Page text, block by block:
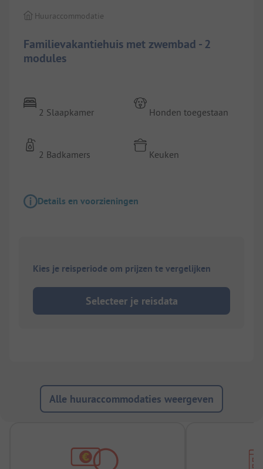
Familievakantiehuis met zwembad - 2
modules
Huuraccommodatie
2 Slaapkamer
2 Badkamers
Honden toegestaan
Keuken
Details en voorzieningen
Kies je reisperiode om prijzen te vergelijken
Selecteer je reisdata
Alle huuraccommodaties weergeven